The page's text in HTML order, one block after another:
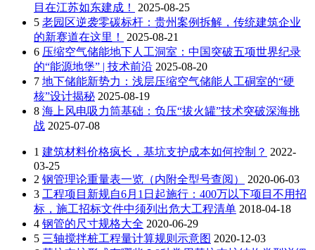
目在江苏如东建成！
2025-08-25
5 老园区逆袭零碳标杆：贵州案例拆解，传统建筑企业
的新赛道在这里！
2025-08-21
6 压缩空气储能地下人工洞室：中国突破五项世界纪录
的“能源地堡” | 技术前沿 2025-08-20
7 地下储能新势力：浅层压缩空气储能人工硐室的“硬
核”设计揭秘 2025-08-19
8 海上风电吸力筒基础：负压“拔火罐”技术突破深海挑
战 2025-07-08
1 建筑材料价格疯长，基坑支护成本如何控制？ 2022-
03-25
2 钢管理论重量表一览（内附全型号查阅）
2020-06-03
3 工程项目新规自6月1日起施行：400万以下项目不用招
标，施工招标文件中须列出危大工程清单 2018-04-18
4 钢管的尺寸规格大全 2020-06-29
5 三轴搅拌桩工程量计算规则示意图 2020-12-03